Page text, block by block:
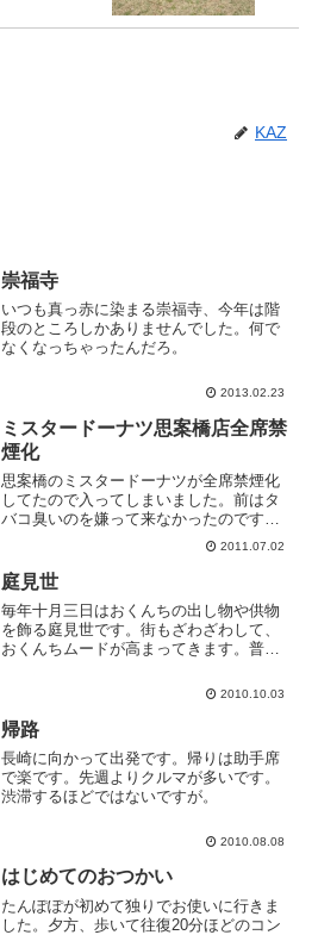
KAZ
崇福寺
いつも真っ赤に染まる崇福寺、今年は階
段のところしかありませんでした。何で
なくなっちゃったんだろ。
2013.02.23
ミスタードーナツ思案橋店全席禁
煙化
思案橋のミスタードーナツが全席禁煙化
してたので入ってしまいました。前はタ
バコ臭いのを嫌って来なかったのです
が、これでまたここに来られます。ここ
2011.07.02
庭見世
毎年十月三日はおくんちの出し物や供物
を飾る庭見世です。街もざわざわして、
おくんちムードが高まってきます。普段
て、そういうのも面白いです。おくんち
で臨戦態勢です。諏訪神社...
2010.10.03
帰路
長崎に向かって出発です。帰りは助手席
で楽です。先週よりクルマが多いです。
渋滞するほどではないですが。
2010.08.08
はじめてのおつかい
たんぽぽが初めて独りでお使いに行きま
した。夕方、歩いて往復20分ほどのコン